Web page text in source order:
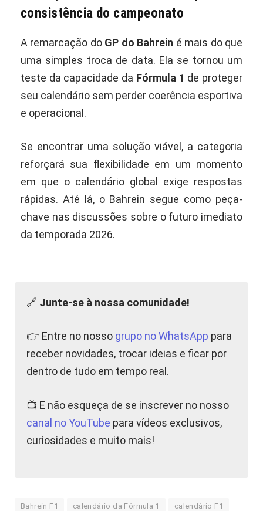
consistência do campeonato
A remarcação do GP do Bahrein é mais do que
uma simples troca de data. Ela se tornou um
teste da capacidade da Fórmula 1 de proteger
seu calendário sem perder coerência esportiva
e operacional.
Se encontrar uma solução viável, a categoria
reforçará sua flexibilidade em um momento
em que o calendário global exige respostas
rápidas. Até lá, o Bahrein segue como peça-
chave nas discussões sobre o futuro imediato
da temporada 2026.
🔗 Junte-se à nossa comunidade!
👉 Entre no nosso grupo no WhatsApp para
receber novidades, trocar ideias e ficar por
dentro de tudo em tempo real.
📺 E não esqueça de se inscrever no nosso
canal no YouTube para vídeos exclusivos,
curiosidades e muito mais!
Bahrein F1 calendário da Fórmula 1 calendário F1